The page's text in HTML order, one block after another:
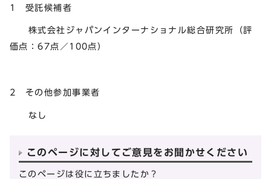
1 受託候補者
株式会社ジャパンインターナショナル総合研究所（評
価点：67点／100点）
2 その他参加事業者
なし
このページに対してご意見をお聞かせください
このページは役に立ちましたか？